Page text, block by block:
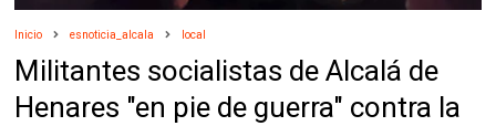
Inicio esnoticia_alcala local
Militantes socialistas de Alcalá de
Henares "en pie de guerra" contra la